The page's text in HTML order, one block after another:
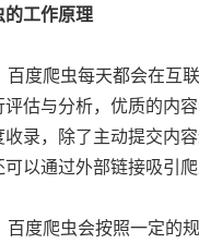
的工作原理
百度爬虫每天都会在互
估与分析，优质的内
录，除了主动提交内
以通过外部链接吸引爬
百度爬虫会按照一定的